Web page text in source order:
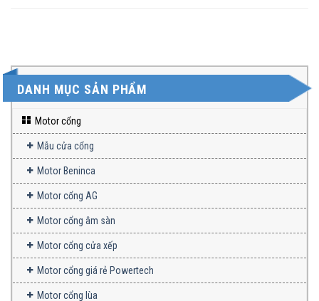
Cách Lắp Đặt Cổng Xếp Tự Động
Đúng Kỹ Thuật Từ A–Z
Cửa cuốn 300kg / 500kg / 800kg
DANH MỤC SẢN PHẨM
Motor cổng